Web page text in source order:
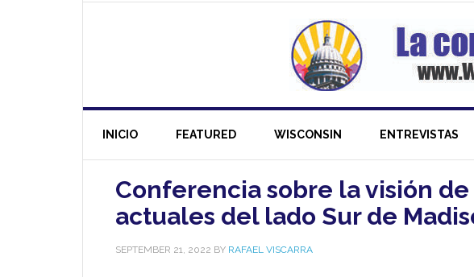
INICIO FEATURED WISCONSIN ENTREVISTAS
Conferencia sobre la visión
actuales del lado Sur de
SEPTEMBER 21, 2022 BY RAFAEL VISCARRA